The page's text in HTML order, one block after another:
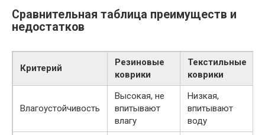
Сравнительная таблица преимуществ и
недостатков
Критерий
Резиновые
коврики
Текстильные
коврики
Влагоустойчивость
Высокая, не
впитывают
влагу
Низкая,
впитывают
воду